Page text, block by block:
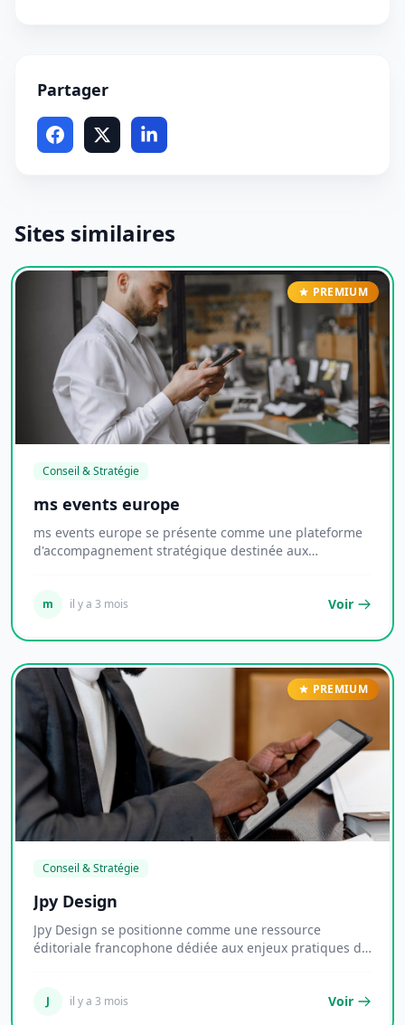
Partager
Sites similaires
PREMIUM
Conseil & Stratégie
ms events europe
ms events europe se présente comme une plateforme
d'accompagnement stratégique destinée aux
m il y a 3 mois Voir
PREMIUM
Conseil & Stratégie
Jpy Design
Jpy Design se positionne comme une ressource
éditoriale francophone dédiée aux enjeux pratiques de
J il y a 3 mois Voir